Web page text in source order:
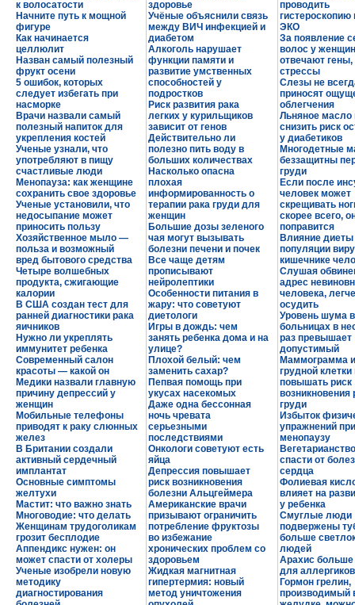
к волосатости
Начните путь к мощной
фигуре
Как начинается
целлюлит
Назван самый полезный
фрукт осени
5 ошибок, которых
следует избегать при
насморке
Врачи назвали самый
полезный напиток для
укрепления костей
Ученые узнали, что
употребляют в пищу
счастливые люди
Менопауза: как женщине
сохранить свое здоровье
Ученые установили, что
недосыпание может
приносить пользу
Хозяйственное мыло —
польза и возможный
вред бытового средства
Четыре волшебных
продукта, сжигающие
калории
В США создан тест для
ранней диагностики рака
яичников
Нужно ли укреплять
иммунитет ребенка
Современный салон
красоты — какой он
Медики назвали главную
причину депрессий у
женщин
Мобильные телефоны
приводят к раку слюнных
желез
В Британии создали
активный сердечный
имплантат
Основные симптомы
желтухи
Мастит: что важно знать
Многоводие: что делать
Женщинам трудоголикам
грозит бесплодие
Аппендикс нужен: он
может спасти от холеры
Ученые изобрели новую
методику
диагностирования
здоровье
Учёные объяснили связь
между ВИЧ инфекцией и
диабетом
Алкоголь нарушает
функции памяти и
развитие умственных
способностей у
подростков
Риск развития рака
легких у курильщиков
зависит от генов
Действительно ли
полезно пить воду в
больших количествах
Насколько опасна
плохая
информированность о
терапии рака груди для
женщин
Большие дозы зеленого
чая могут вызывать
болезни печени и почек
Все чаще детям
прописывают
нейролептики
Особенности питания в
жару: что советуют
диетологи
Игры в дождь: чем
занять ребенка дома и на
улице?
Плохой белый: чем
заменить сахар?
Пепвая помощь при
укусах насекомых
Даже одна бессонная
ночь чревата
серьезными
последствиями
Онкологи советуют есть
яйца
Депрессия повышает
риск возникновения
болезни Альцгеймера
Американские врачи
призывают ограничить
потребление фруктозы
во избежание
хронических проблем со
здоровьем
Жидкая магнитная
гипертермия: новый
метод уничтожения
проводить
гистероскопию
ЭКО
За появление
волос у женщин
отвечают гены,
стрессы
Слезы не
приносят
облегчения
Льняное масло
снизить риск
у диабетиков
Многодетные
беззащитны
груди
Если после
человек может
скрещивать
скорее всего,
поправится
Влияние диеты
популяции
кишечнике
Слушая
адрес
человека,
осудить
Уровень шума в
больницах в
раз превышает
допустимый
Маммограмма и
грудной клетки
повышать риск
возникновения
груди
Избыток
упражнений
менопаузу
спасти от
сердца
Фолиевая
влияет на
у ребенка
Смуглые люди
подвержены
больше
людей
Арахис больше
для аллергиков
Гормон грелин,
производимый